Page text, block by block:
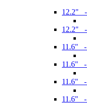
12.2"
12.2" -
11.6" -
11.6" -
11.6" -
11.6" -